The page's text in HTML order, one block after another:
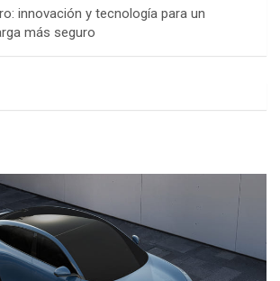
innovación y tecnología para un
más seguro